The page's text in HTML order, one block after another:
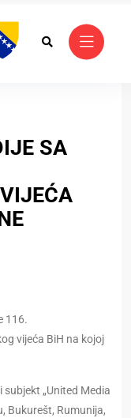
SA
116.
vijeća BiH na kojoj
„United Media
Bukurešt, Rumunija,